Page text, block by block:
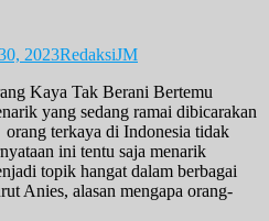
2023RedaksiJM
Kaya Tak Berani Bertemu
yang sedang ramai dibicarakan
terkaya di Indonesia tidak
ini tentu saja menarik
topik hangat dalam berbagai
Anies, alasan mengapa orang-